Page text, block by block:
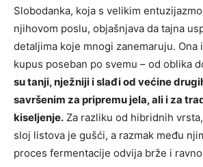
Slobodanka, koja s velikim
njihovom poslu, objašnjava da tajna
detaljima koje mnogi zanemaruju. Ona
kupus poseban po svemu – od oblika
su tanji, nježniji i slađi od većine
savršenim za pripremu jela, ali i za
kiseljenje. Za razliku od hibridnih
sloj listova je gušći, a razmak među
proces fermentacije odvija brže i